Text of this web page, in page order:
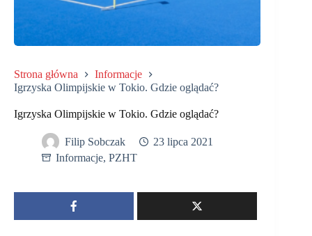
Strona główna
Informacje
Igrzyska Olimpijskie w Tokio. Gdzie oglądać?
Igrzyska Olimpijskie w Tokio. Gdzie oglądać?
Filip Sobczak
23 lipca 2021
Informacje, PZHT